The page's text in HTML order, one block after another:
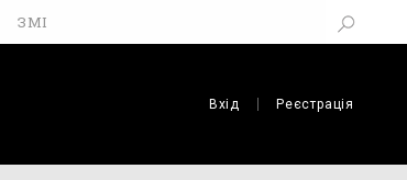
ЗМІ
Вхід Реєстрація